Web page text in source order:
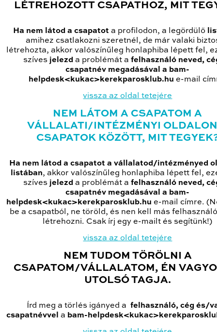
LÉTREHOZOTT CSAPATHOZ, MIT
Ha nem látod a csapatota profilodon, a legördülő
amihez csatlakozni szeretnél, de már valaki
létrehozta, akkor valószínűleg honlaphiba lépett fel,
szíves jelezda problémát afelhasználó neved,
csapatnév megadásával a bam-
helpdesk<kukac>kerekparosklub.hu e-mail
vissza az oldal tetejére
NEM LÁTOM A CSAPATOM A
VÁLLALATI/INTÉZMÉNYI
CSAPATOK KÖZÖTT, MIT
Ha nem látod a csapatot a vállalatod/intézményed
listában, akkor valószínűleg honlaphiba lépett fel,
szíves jelezda problémát afelhasználó neved,
csapatnév megadásával a bam-
helpdesk<kukac>kerekparosklub.hu e-mail címre.
be a csapatból, ne töröld, és nen kell más
létrehozni. Csak írj egy e-mailt és segítünk!)
vissza az oldal tetejére
NEM TUDOM TÖRÖLNI A
CSAPATOM/VÁLLALATOM, ÉN
UTOLSÓ TAGJA.
Írd meg a törlés igányed afelhasználó, cég és/
csapatnévvel a bam-